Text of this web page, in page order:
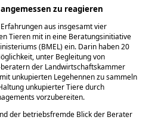
zu reagieren
aus insgesamt vier
Tieren mit in eine Beratungsinitiative
(BMEL) ein. Darin haben 20
unter Begleitung von
der Landwirtschaftskammer
unkupierten Legehennen zu sammeln
unkupierter Tiere durch
vorzubereiten.
der betriebsfremde Blick der Berater